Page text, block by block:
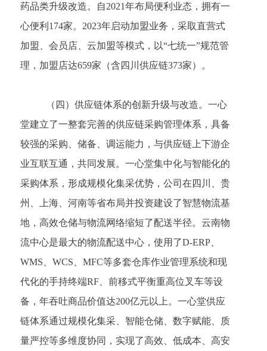
药品类升级改造。自2021年布局便利业态，拥有一
心便利174家。2023年启动加盟业务，采取直营式
加盟、会员店、云加盟等模式，以“七统一”规范管
理，加盟店达659家（含四川供应链373家）。
（四） 供应链体系的创新升级与改造。一心
堂建立了一整套完善的供应链采购管理体系，具备
较强的采购、储备、调运能力，与供应链上下游企
业互联互通，共同发展。一心堂集中化与智能化的
采购体系，形成规模化集采优势，公司在四川、贵
州、上海、河南等省布局并投资建设了智慧物流基
地，高效仓储与物流网络缩短了配送半径。云南物
流中心是最大的物流配送中心，使用了D-ERP、
WMS、WCS、MFC等多套仓库作业管理系统和现
代化的手持终端RF、前移式平衡重高位叉车等设
备，年吞吐商品价值达200亿元以上。一心堂供应
链体系通过规模化集采、智能仓储、数字赋能、质
量严控等多维度协同，实现了高效、低成本、高安